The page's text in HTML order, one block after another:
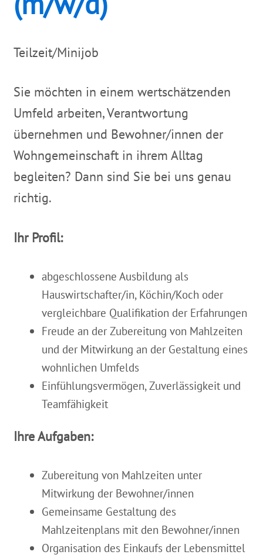
Über uns
Über uns
Karriere
Teilzeit/Minijob
Sie möchten in einem wertschätzenden
Umfeld arbeiten, Verantwortung
übernehmen und Bewohner/innen der
Wohngemeinschaft in ihrem Alltag
begleiten? Dann sind Sie bei uns genau
richtig.
Ihr Profil:
abgeschlossene Ausbildung als
Hauswirtschafter/in, Köchin/Koch oder
vergleichbare Qualifikation der Erfahrungen
Freude an der Zubereitung von Mahlzeiten
und der Mitwirkung an der Gestaltung eines
wohnlichen Umfelds
Einfühlungsvermögen, Zuverlässigkeit und
Teamfähigkeit
Ihre Aufgaben:
Zubereitung von Mahlzeiten unter
Mitwirkung der Bewohner/innen
Gemeinsame Gestaltung des
Mahlzeitenplans mit den Bewohner/innen
Organisation des Einkaufs der Lebensmittel